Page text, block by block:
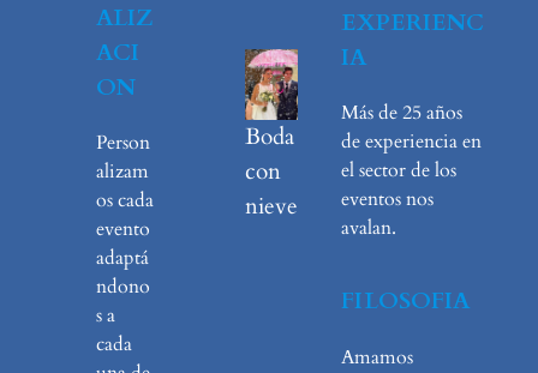
ALIZ
ACI
ON
Person
alizam
os cada
evento
adaptá
ndono
s a
cada
Boda
con
nieve
EXPERIENC
IA
Más de 25 años
de experiencia en
el sector de los
eventos nos
avalan.
FILOSOFIA
Amamos